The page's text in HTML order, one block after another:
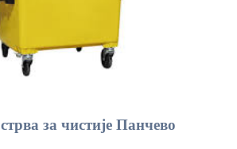
за чистије Панчево